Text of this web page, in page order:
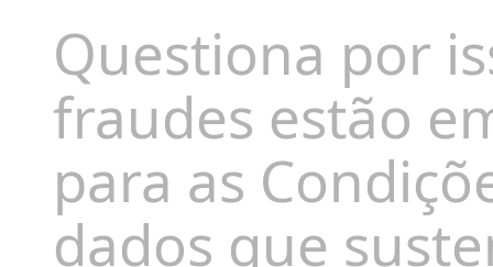
Questiona por
fraudes estão
para as
dados que